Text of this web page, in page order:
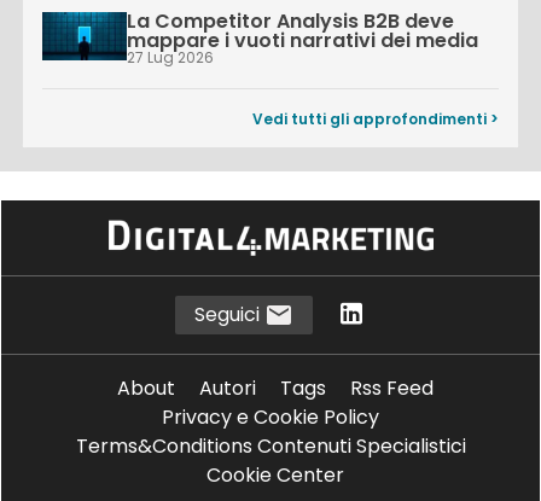
La Competitor Analysis B2B deve
mappare i vuoti narrativi dei media
27 Lug 2026
Vedi tutti gli approfondimenti >
Seguici
About Autori Tags
Rss Feed
Privacy e Cookie Policy
Terms&Conditions Contenuti Specialistici
Cookie Center